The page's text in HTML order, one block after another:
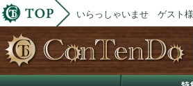
いらっしゃいませ ゲスト様